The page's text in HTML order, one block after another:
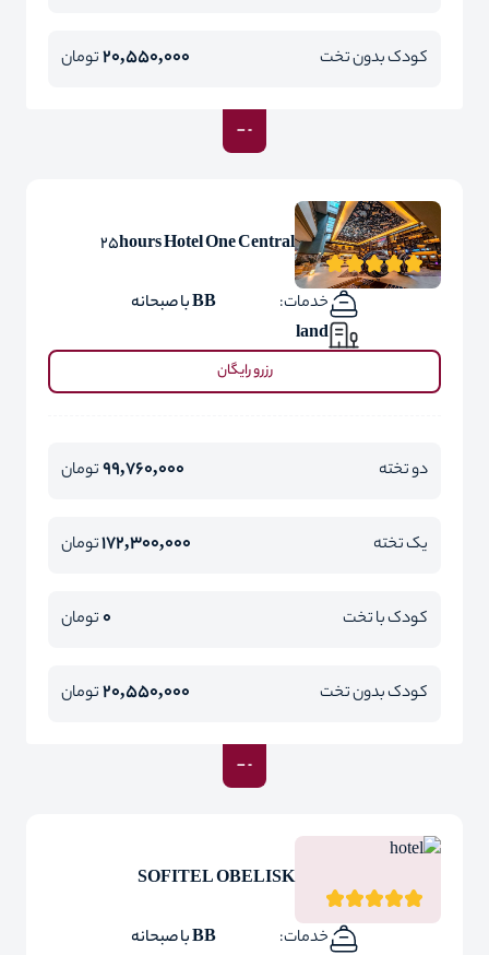
کودک بدون تخت 20,550,000تومان
25hours Hotel One Central
خدمات:
BB با صبحانه
land
رزرو رایگان
دو تخته 99,760,000تومان
یک تخته 172,300,000تومان
کودک با تخت 0تومان
کودک بدون تخت 20,550,000تومان
SOFITEL OBELISK
خدمات:
BB با صبحانه